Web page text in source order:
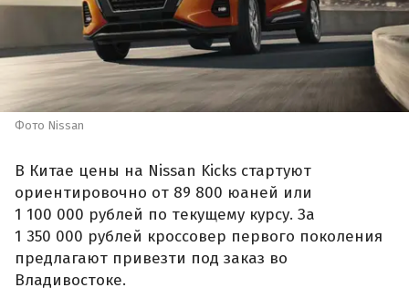
Фото Nissan
В Китае цены на Nissan Kicks стартуют
ориентировочно от 89 800 юаней или
1 100 000 рублей по текущему курсу. За
1 350 000 рублей кроссовер первого поколения
предлагают привезти под заказ во
Владивостоке.